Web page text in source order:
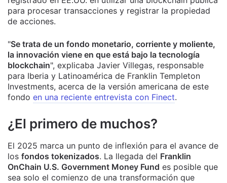
para procesar transacciones y registrar la propiedad
de acciones.
"Se trata de un fondo monetario, corriente y moliente,
la innovación viene en que está bajo la tecnología
blockchain", explicaba Javier Villegas, responsable
para Iberia y Latinoamérica de Franklin Templeton
Investments, acerca de la versión americana de este
fondo en una reciente entrevista con Finect.
¿El primero de muchos?
El 2025 marca un punto de inflexión para el avance de
los fondos tokenizados. La llegada del Franklin
OnChain U.S. Government Money Fund es posible que
sea solo el comienzo de una transformación que